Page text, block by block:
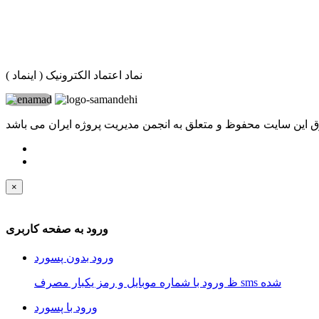
نماد اعتماد الکترونیک ( اینماد )
این سایت محفوظ و متعلق به انجمن مدیریت پروژه ایران می باشد
×
ورود به صفحه کاربری
ورود بدون پسورد
ظ ورود با شماره موبایل و رمز یکبار مصرف sms شده
ورود با پسورد